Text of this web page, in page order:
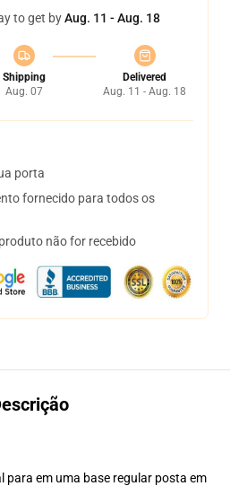
to get byAug. 11 - Aug. 18
Shipping
Aug. 07
Delivered
Aug. 11 - Aug. 18
porta
fornecido para todos os
não for recebido
em uma base regular posta em